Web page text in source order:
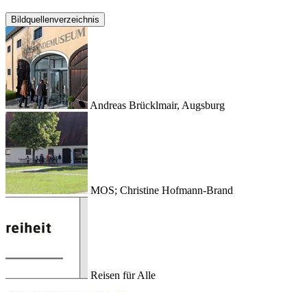
Bildquellenverzeichnis
Andreas Brücklmair, Augsburg
MOS; Christine Hofmann-Brand
Reisen für Alle